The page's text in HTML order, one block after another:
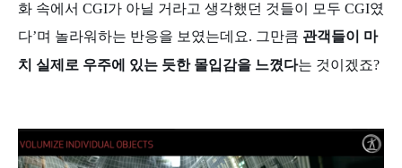
화 속에서 CGI가 아닐 거라고 생각했던 것들이 모두 CGI였
다’며 놀라워하는 반응을 보였는데요. 그만큼 관객들이 마
치 실제로 우주에 있는 듯한 몰입감을 느꼈다는 것이겠죠?